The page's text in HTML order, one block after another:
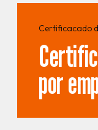
Certificacado
por